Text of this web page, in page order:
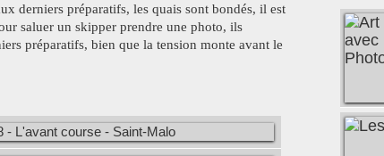
derniers préparatifs, les quais sont bondés, il est
saluer un skipper prendre une photo, ils
préparatifs, bien que la tension monte avant le